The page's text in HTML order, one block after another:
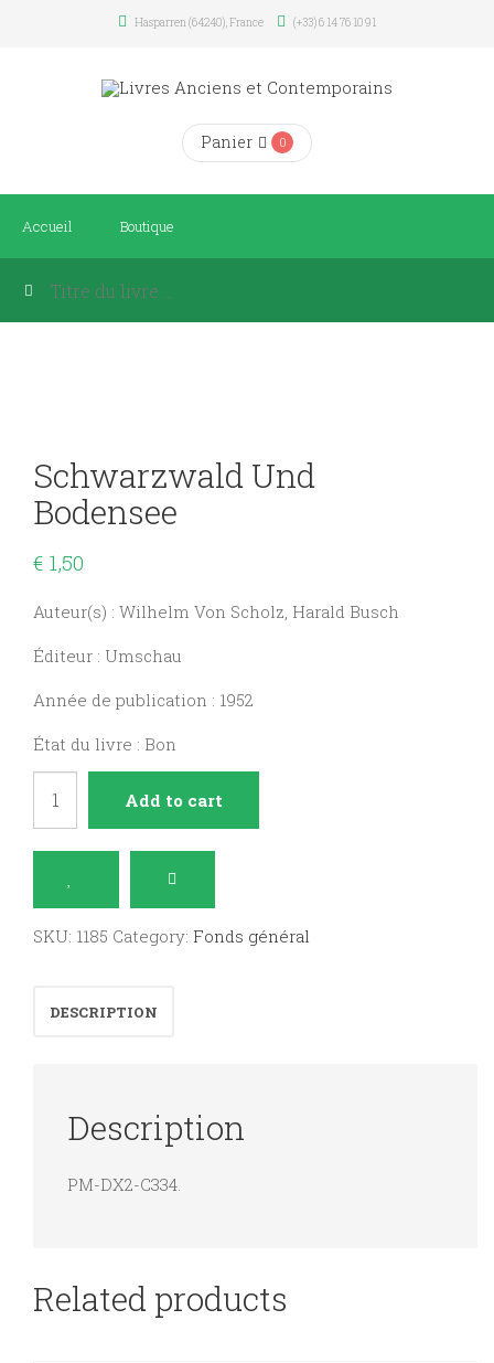
Hasparren (64240), France (+33) 6 14 76 10 91
Panier 0
Accueil Boutique
Schwarzwald Und
Bodensee
€ 1,50
Auteur(s) : Wilhelm Von Scholz, Harald Busch
Éditeur : Umschau
Année de publication : 1952
État du livre : Bon
Bodensee
quantity
Add to cart
SKU: 1185 Category: Fonds général
DESCRIPTION
Description
PM-DX2-C334.
Related products